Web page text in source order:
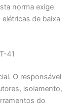
norma exige
de baixa
41
O responsável
isolamento,
do